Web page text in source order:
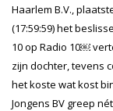
Haarlem B.V.,
(17:59:59) het
10 op Radio 10￼
zijn dochter, tevens
het koste wat kost
Jongens BV greep